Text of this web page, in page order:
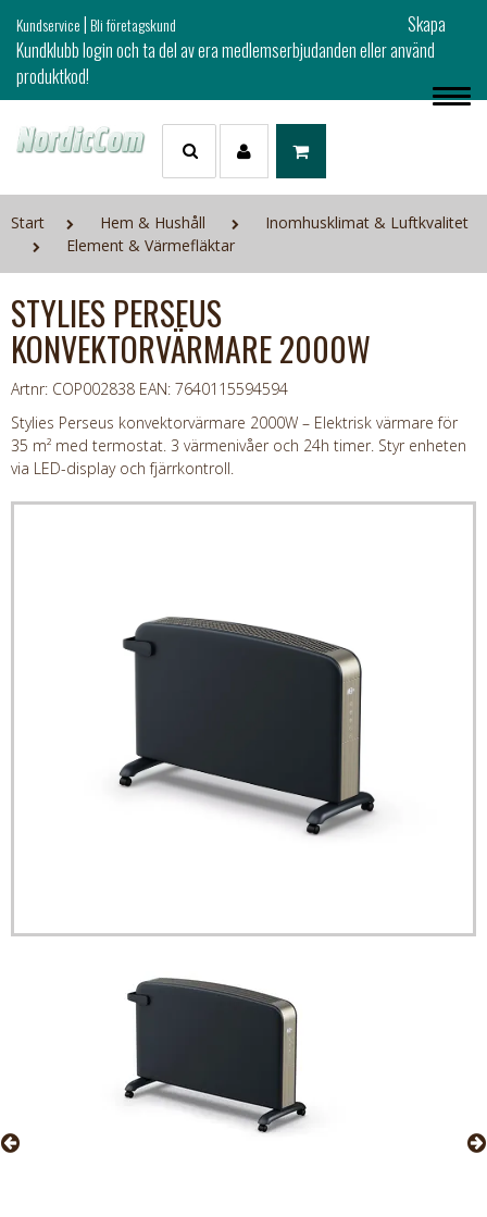
Kundservice|Bli företagskund
Skapa
Kundklubb login och ta del av era medlemserbjudanden eller använd
produktkod!
Start Hem & Hushåll
Inomhusklimat & Luftkvalitet
Element & Värmefläktar
STYLIES PERSEUS
KONVEKTORVÄRMARE 2000W
Artnr: COP002838 EAN: 7640115594594
Stylies Perseus konvektorvärmare 2000W – Elektrisk värmare för
35 m² med termostat. 3 värmenivåer och 24h timer. Styr enheten
via LED-display och fjärrkontroll.